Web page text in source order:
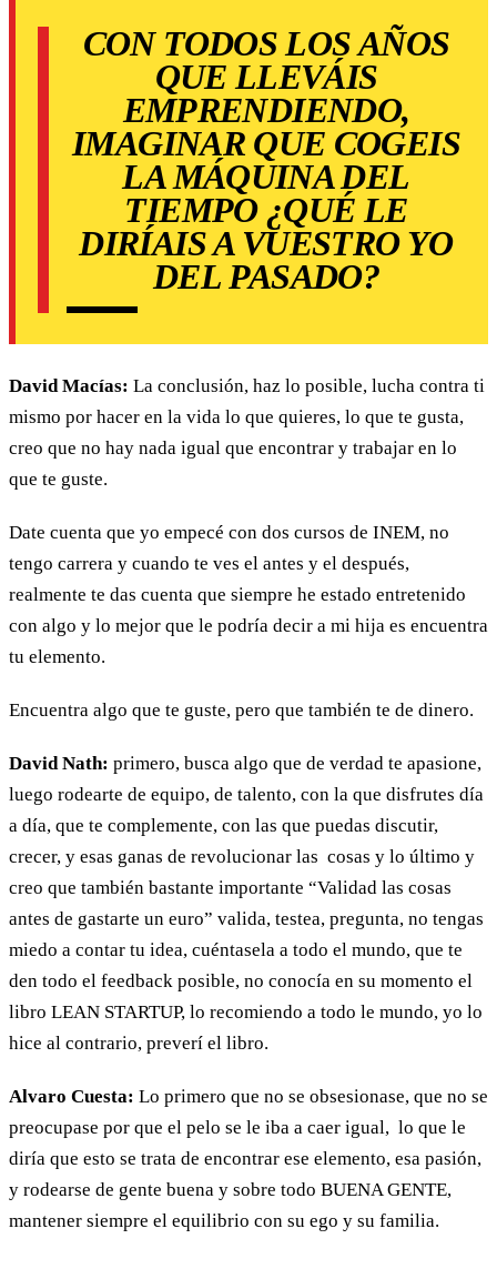
CON TODOS LOS AÑOS
QUE LLEVÁIS
EMPRENDIENDO,
IMAGINAR QUE COGEIS
LA MÁQUINA DEL
TIEMPO ¿QUÉ LE
DIRÍAIS A VUESTRO YO
DEL PASADO?
David Macías: La conclusión, haz lo posible, lucha contra ti
mismo por hacer en la vida lo que quieres, lo que te gusta,
creo que no hay nada igual que encontrar y trabajar en lo
que te guste.
Date cuenta que yo empecé con dos cursos de INEM, no
tengo carrera y cuando te ves el antes y el después,
realmente te das cuenta que siempre he estado entretenido
con algo y lo mejor que le podría decir a mi hija es encuentra
tu elemento.
Encuentra algo que te guste, pero que también te de dinero.
David Nath: primero, busca algo que de verdad te apasione,
luego rodearte de equipo, de talento, con la que disfrutes día
a día, que te complemente, con las que puedas discutir,
crecer, y esas ganas de revolucionar las cosas y lo último y
creo que también bastante importante “Validad las cosas
antes de gastarte un euro” valida, testea, pregunta, no tengas
miedo a contar tu idea, cuéntasela a todo el mundo, que te
den todo el feedback posible, no conocía en su momento el
libro LEAN STARTUP, lo recomiendo a todo le mundo, yo lo
hice al contrario, preverí el libro.
Alvaro Cuesta: Lo primero que no se obsesionase, que no se
preocupase por que el pelo se le iba a caer igual, lo que le
diría que esto se trata de encontrar ese elemento, esa pasión,
y rodearse de gente buena y sobre todo BUENA GENTE,
mantener siempre el equilibrio con su ego y su familia.